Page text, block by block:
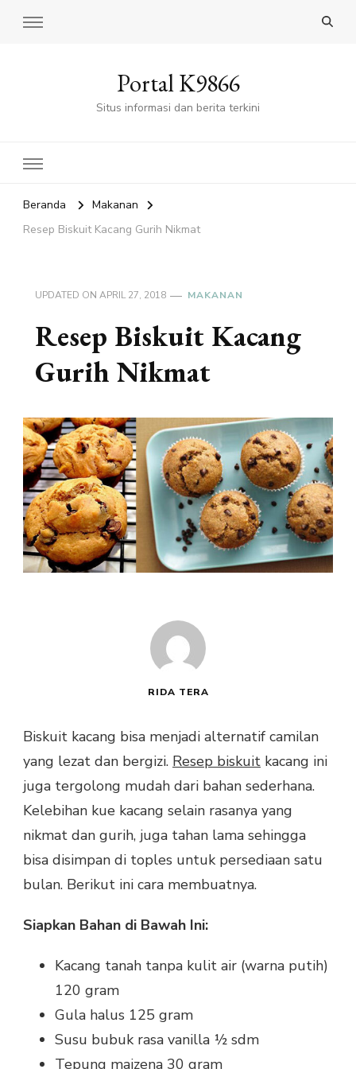
Portal K9866
Situs informasi dan berita terkini
Beranda
Makanan
Resep Biskuit Kacang Gurih Nikmat
UPDATED ON APRIL 27, 2018 MAKANAN
Resep Biskuit Kacang
Gurih Nikmat
RIDA TERA
Biskuit kacang bisa menjadi alternatif camilan
yang lezat dan bergizi. Resep biskuit kacang ini
juga tergolong mudah dari bahan sederhana.
Kelebihan kue kacang selain rasanya yang
nikmat dan gurih, juga tahan lama sehingga
bisa disimpan di toples untuk persediaan satu
bulan. Berikut ini cara membuatnya.
Siapkan Bahan di Bawah Ini:
Kacang tanah tanpa kulit air (warna putih)
120 gram
Gula halus 125 gram
Susu bubuk rasa vanilla ½ sdm
Tepung maizena 30 gram